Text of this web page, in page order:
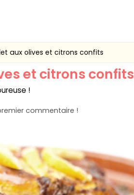
aux olives et citrons confits
et citrons confits
!
commentaire !